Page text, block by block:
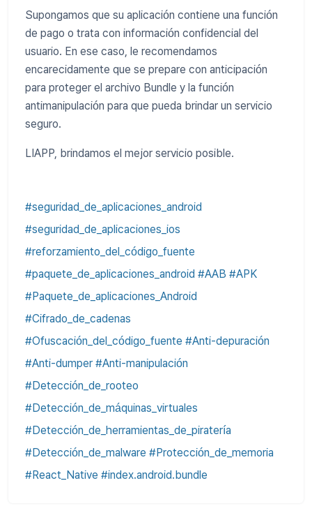
Supongamos que su aplicación contiene una función
de pago o trata con información confidencial del
usuario. En ese caso, le recomendamos
encarecidamente que se prepare con anticipación
para proteger el archivo Bundle y la función
antimanipulación para que pueda brindar un servicio
seguro.
LIAPP, brindamos el mejor servicio posible.
#seguridad_de_aplicaciones_android
#seguridad_de_aplicaciones_ios
#reforzamiento_del_código_fuente
#paquete_de_aplicaciones_android #AAB #APK
#Paquete_de_aplicaciones_Android
#Cifrado_de_cadenas
#Ofuscación_del_código_fuente #Anti-depuración
#Anti-dumper #Anti-manipulación
#Detección_de_rooteo
#Detección_de_máquinas_virtuales
#Detección_de_herramientas_de_piratería
#Detección_de_malware #Protección_de_memoria
#React_Native #index.android.bundle